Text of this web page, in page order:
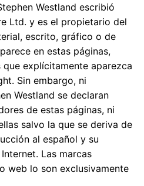
Westland escribió
Ltd. y es el propietario del
escrito, gráfico o de
en estas páginas,
explícitamente aparezca
Sin embargo, ni
Westland se declaran
de estas páginas, ni
salvo la que se deriva de
al español y su
Las marcas
web lo son exclusivamente